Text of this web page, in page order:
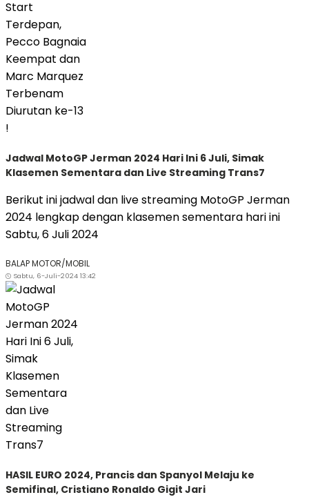
Jadwal MotoGP Jerman 2024 Hari Ini 6 Juli, Simak
Klasemen Sementara dan Live Streaming Trans7
Berikut ini jadwal dan live streaming MotoGP Jerman
2024 lengkap dengan klasemen sementara hari ini
Sabtu, 6 Juli 2024
BALAP MOTOR/MOBIL
Sabtu, 6-Juli-2024 13:42
HASIL EURO 2024, Prancis dan Spanyol Melaju ke
Semifinal, Cristiano Ronaldo Gigit Jari